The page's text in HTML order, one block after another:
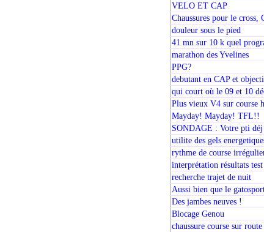
VELO ET CAP
Chaussures pour le
douleur sous le pied
41 mn sur 10 k quel
marathon des Yvelines
PPG?
debutant en CAP et
qui court où le 09 et 10
Plus vieux V4 sur course
Mayday! Mayday! TFL!!
SONDAGE : Votre pti
utilite des gels
rythme de course
interprétation résultats
recherche trajet de nuit
Aussi bien que le
Des jambes neuves !
Blocage Genou
chaussure course sur